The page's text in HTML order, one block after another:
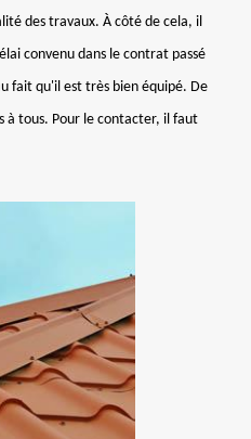
des travaux. À côté de cela, il
convenu dans le contrat passé
fait qu'il est très bien équipé. De
à tous. Pour le contacter, il faut